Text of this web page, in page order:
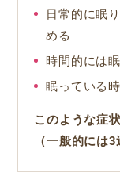
日常的に眠
める
時間的には
眠っている
このような症
（一般的には3